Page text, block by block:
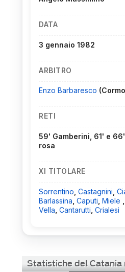
DATA
3 gennaio 1982
ARBITRO
Enzo Barbaresco
RETI
59' Gamberini, 61' e
rosa
XI TITOLARE
Sorrentino Castagnini
Barlassina Caputi Miele
Vella Cantarutti Crialesi
Statistiche del Catania